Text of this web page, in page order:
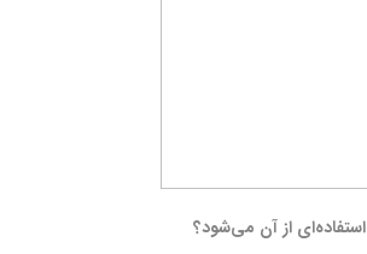
از آن می‌شود؟